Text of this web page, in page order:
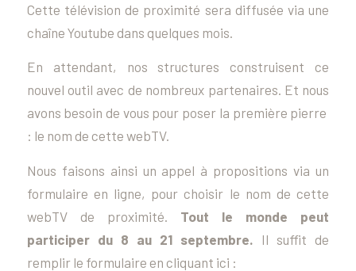
Cette télévision de proximité sera diffusée via une
chaîne Youtube dans quelques mois.
En attendant, nos structures construisent ce
nouvel outil avec de nombreux partenaires. Et nous
avons besoin de vous pour poser la première pierre
: le nom de cette webTV.
Nous faisons ainsi un appel à propositions via un
formulaire en ligne, pour choisir le nom de cette
webTV de proximité. Tout le monde peut
participer du 8 au 21 septembre. Il suffit de
remplir le formulaire en cliquant ici :